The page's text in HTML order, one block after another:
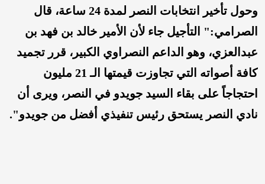
وحول تأخير انتخابات النصر لمدة 24 ساعة، قال
الصرامي:" التأجيل جاء لأن الأمير خالد بن فهد بن
عبدالعزي، وهو الداعم النصراوي الكبير، قرر تجميد
كافة أصواته التي تجاوزت قيمتها الـ 21 مليون
احتجاجاً على بقاء السيد جويدو في النصر، ويرى أن
نادي النصر يستحق رئيس تنفيذي أفضل من جويدو".